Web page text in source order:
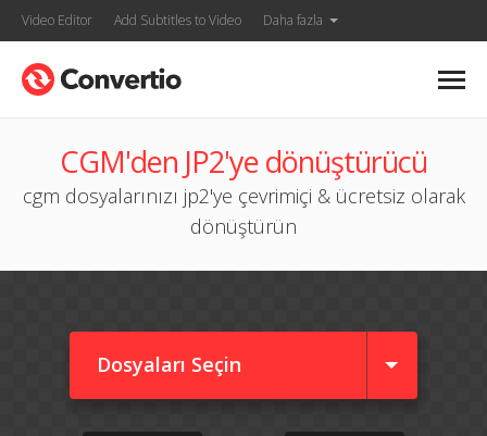
Video Editor Add Subtitles to Video Daha fazla
CGM'den JP2'ye dönüştürücü
cgm dosyalarınızı jp2'ye çevrimiçi & ücretsiz olarak
dönüştürün
Dosyaları Seçin